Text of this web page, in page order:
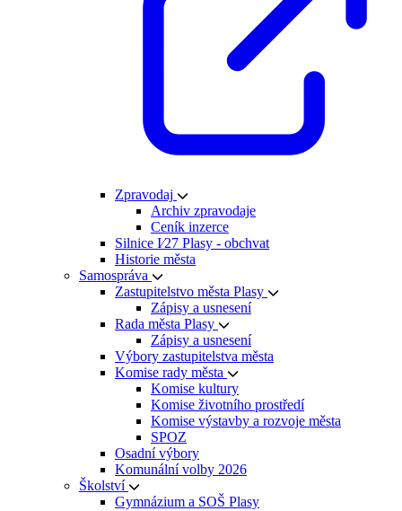
Zpravodaj
Archiv zpravodaje
Ceník inzerce
Silnice I⁄27 Plasy - obchvat
Historie města
Samospráva
Zastupitelstvo města Plasy
Zápisy a usnesení
Rada města Plasy
Zápisy a usnesení
Výbory zastupitelstva města
Komise rady města
Komise kultury
Komise životního prostředí
Komise výstavby a rozvoje města
SPOZ
Osadní výbory
Komunální volby 2026
Školství
Gymnázium a SOŠ Plasy